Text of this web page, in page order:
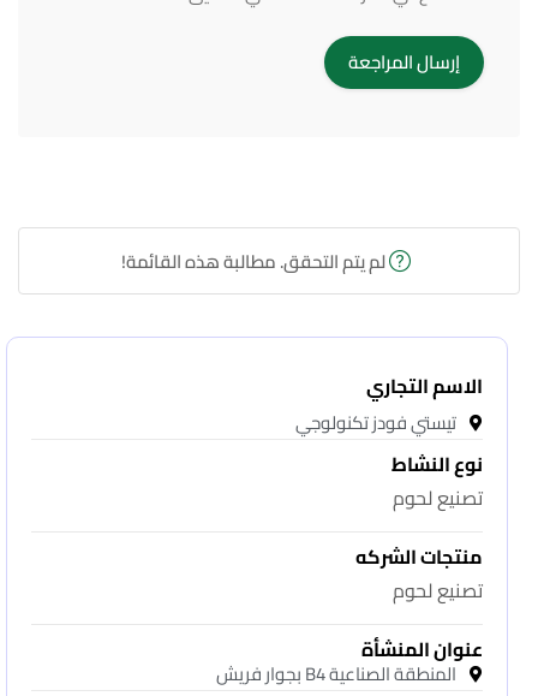
لم يتم التحقق. مطالبة هذه القائمة!
الاسم التجاري
تيستي فودز تكنولوجي
نوع النشاط
تصنيع لحوم
منتجات الشركه
تصنيع لحوم
عنوان المنشأة
المنطقة الصناعية B4 بجوار فريش